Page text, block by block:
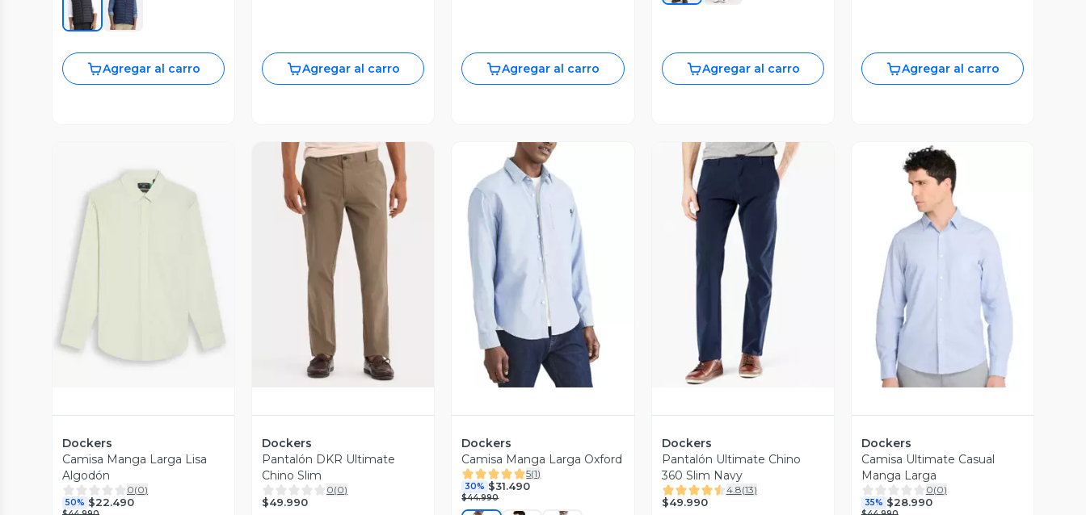
Agregar al carro Agregar al carro Agregar al carro Agregar al carro Agregar al carro
Dockers
Camisa Manga Larga Lisa
Algodón
0(0)
50% $22.490
Vista Previa
Dockers
Pantalón DKR Ultimate
Chino Slim
0(0)
$49.990
Vista Previa
Dockers
Camisa Manga Larga Oxford
5(1)
30% $31.490
$44.990
Vista Previa
Dockers
Pantalón Ultimate Chino
360 Slim Navy
4.8(13)
$49.990
Vista Previa
Dockers
Camisa Ultimate Casual
Manga Larga
0(0)
35% $28.990